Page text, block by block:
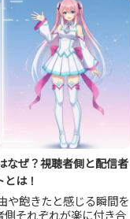
なぜ？視聴者側と配信者
は！
や飽きたと感じる瞬間を
それぞれが楽に付き合